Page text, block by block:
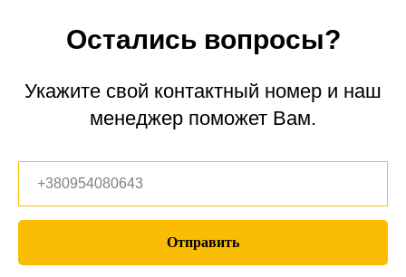
Остались вопросы?
Укажите свой контактный номер и наш
менеджер поможет Вам.
Отправить